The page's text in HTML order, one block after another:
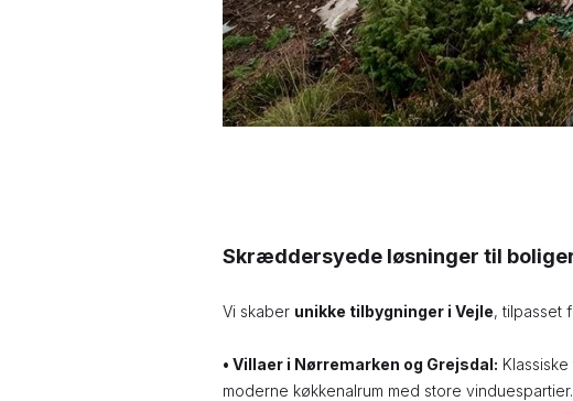
Skræddersyede løsninger til
Vi skaber unikke tilbygninger i Vejle, tilpasset
• Villaer i Nørremarken og Grejsdal:
moderne køkkenalrum med store vinduespartier.